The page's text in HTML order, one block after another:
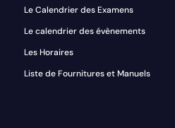
Le Calendrier des Examens
Le calendrier des évènements
Les Horaires
Liste de Fournitures et Manuels